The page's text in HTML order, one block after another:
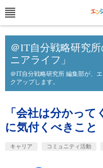
＠IT自分戦略研究
ニアライフ」
＠IT自分戦略研究所 編集部が、
クアップします。
「会社は分かっ
に気付くべきこと
キャリア コミュニティ活動